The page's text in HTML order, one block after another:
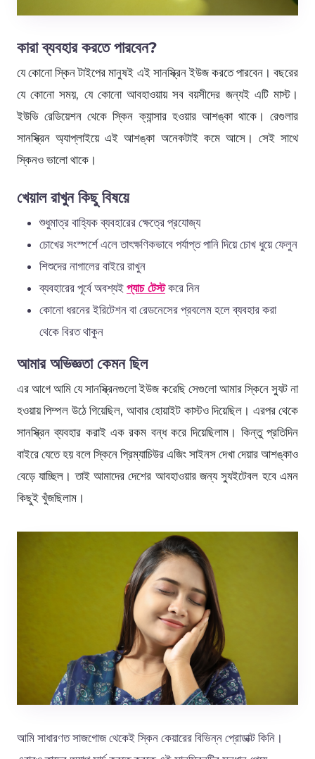
কারা ব্যবহার করতে পারবেন?
যে কোনো স্কিন টাইপের মানুষই এই সানস্ক্রিন ইউজ করতে পারবেন। বছরের
যে কোনো সময়, যে কোনো আবহাওয়ায় সব বয়সীদের জন্যই এটি মাস্ট।
ইউভি রেডিয়েশন থেকে স্কিন ক্যান্সার হওয়ার আশঙ্কা থাকে। রেগুলার
সানস্ক্রিন অ্যাপ্লাইয়ে এই আশঙ্কা অনেকটাই কমে আসে। সেই সাথে
স্কিনও ভালো থাকে।
খেয়াল রাখুন কিছু বিষয়ে
শুধুমাত্র বাহ্যিক ব্যবহারের ক্ষেত্রে প্রযোজ্য
চোখের সংস্পর্শে এলে তাৎক্ষণিকভাবে পর্যাপ্ত পানি দিয়ে চোখ ধুয়ে ফেলুন
শিশুদের নাগালের বাইরে রাখুন
ব্যবহারের পূর্বে অবশ্যই প্যাচ টেস্টকরে নিন
কোনো ধরনের ইরিটেশন বা রেডনেসের প্রবলেম হলে ব্যবহার করা
থেকে বিরত থাকুন
আমার অভিজ্ঞতা কেমন ছিল
এর আগে আমি যে সানস্ক্রিনগুলো ইউজ করেছি সেগুলো আমার স্কিনে স্যুট না
হওয়ায় পিম্পল উঠে গিয়েছিল, আবার হোয়াইট কাস্টও দিয়েছিল। এরপর থেকে
সানস্ক্রিন ব্যবহার করাই এক রকম বন্ধ করে দিয়েছিলাম। কিন্তু প্রতিদিন
বাইরে যেতে হয় বলে স্কিনে প্রিম্যাচিউর এজিং সাইনস দেখা দেয়ার আশঙ্কাও
বেড়ে যাচ্ছিল। তাই আমাদের দেশের আবহাওয়ার জন্য স্যুইটেবল হবে এমন
কিছুই খুঁজছিলাম।
আমি সাধারণত সাজগোজ থেকেই স্কিন কেয়ারের বিভিন্ন প্রোডাক্ট কিনি।